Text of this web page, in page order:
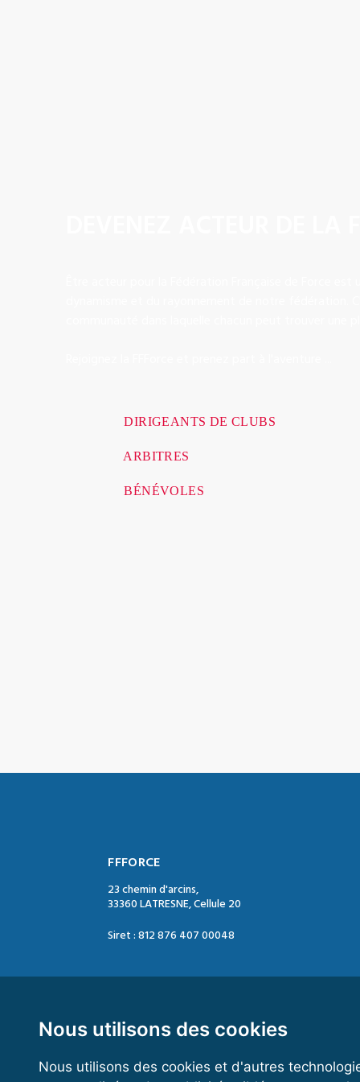
Nous utilisons des cookies
Nous utilisons des cookies et d'autres
DIRIGEANTS DE CLUBS
ARBITRES
BÉNÉVOLES
FFFORCE
23 chemin d'arcins,
33360 LATRESNE, Cellule 20
Siret : 812 876 407 00048
Mail : contact@ffforce.fr
Horaires d’ouverture :